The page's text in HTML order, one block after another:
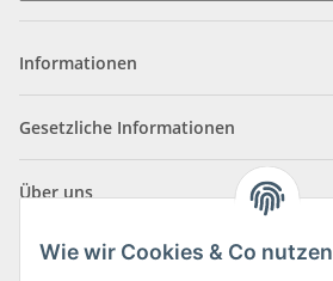
Informationen
Gesetzliche Informationen
Über uns
Wie wir Cookies & Co nutzen